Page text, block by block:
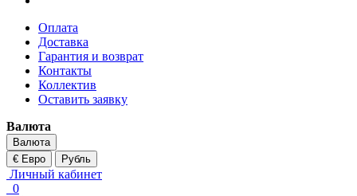
Оплата
Доставка
Гарантия и возврат
Контакты
Коллектив
Оставить заявку
Валюта
Валюта
€ Евро
Рубль
Личный кабинет
0